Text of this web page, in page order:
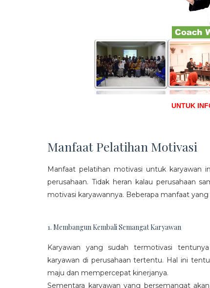
UNTUK
Manfaat Pelatihan Motivasi
Manfaat pelatihan motivasi untuk karyawan
perusahaan. Tidak heran kalau perusahaan
motivasi karyawannya. Beberapa manfaat yang
1. Membangun Kembali Semangat Karyawan
Karyawan yang sudah termotivasi
karyawan di perusahaan tertentu. Hal ini
maju dan mempercepat kinerjanya.
Sementara karyawan yang bersemangat